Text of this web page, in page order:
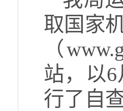
取国家
（
站，以
行了自